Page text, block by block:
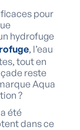
pour
hydrofuge
, l’eau
tout en
reste
Aqua
?
été
dans ce